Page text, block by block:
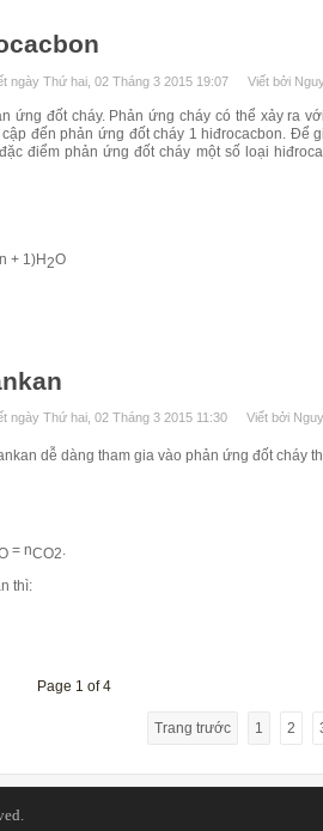
ngày Thứ hai, 02 Tháng 3 2015 19:07 Viết bởi
đốt cháy. Phản ứng cháy có thể xảy ra
đến phản ứng đốt cháy 1 hiđrocacbon. Để
điểm phản ứng đốt cháy một số loại
+ 1)H2O
ngày Thứ hai, 02 Tháng 3 2015 11:30 Viết bởi
dễ dàng tham gia vào phản ứng đốt cháy
= nCO2
thì:
Page 1 of 4
Trang trước 1 2